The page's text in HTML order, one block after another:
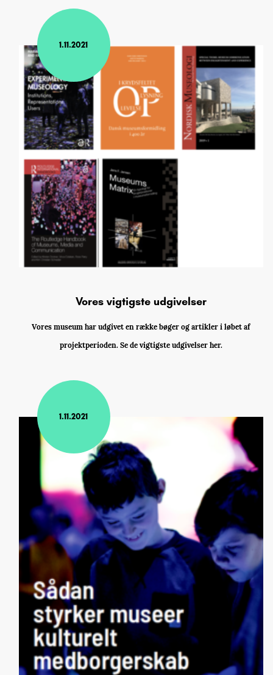
1.11.2021
Vores vigtigste udgivelser
Vores museum har udgivet en række bøger og artikler i løbet af
projektperioden. Se de vigtigste udgivelser her.
1.11.2021